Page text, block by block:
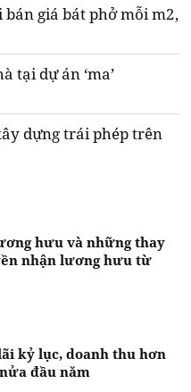
giá bát phở mỗi m2,
tại dự án ‘ma’
dựng trái phép trên
hưu và những thay
nhận lương hưu từ
kỷ lục, doanh thu hơn
đầu năm